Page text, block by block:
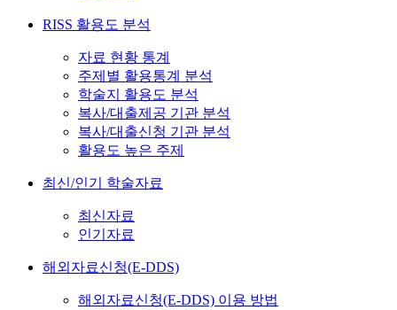
RISS 활용도 분석
자료 현황 통계
주제별 활용통계 분석
학술지 활용도 분석
복사/대출제공 기관 분석
복사/대출신청 기관 분석
활용도 높은 주제
최신/인기 학술자료
최신자료
인기자료
해외자료신청(E-DDS)
해외자료신청(E-DDS) 이용 방법